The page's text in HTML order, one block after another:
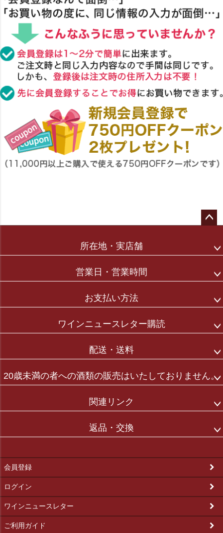
所在地・実店舗
営業日・営業時間
お支払い方法
ワインニュースレター購読
配送・送料
20歳未満の者への酒類の販売はいたしておりません。
関連リンク
返品・交換
会員登録
ログイン
ワインニュースレター
ご利用ガイド